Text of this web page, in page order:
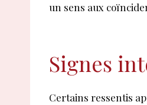
un sens aux
Signes
Certains ressentis